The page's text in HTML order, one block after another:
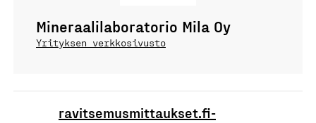
Mineraalilaboratorio Mila Oy
Yrityksen verkkosivusto
ravitsemusmittaukset.fi-